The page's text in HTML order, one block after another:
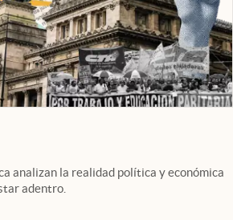
analizan la realidad política y económica
adentro.